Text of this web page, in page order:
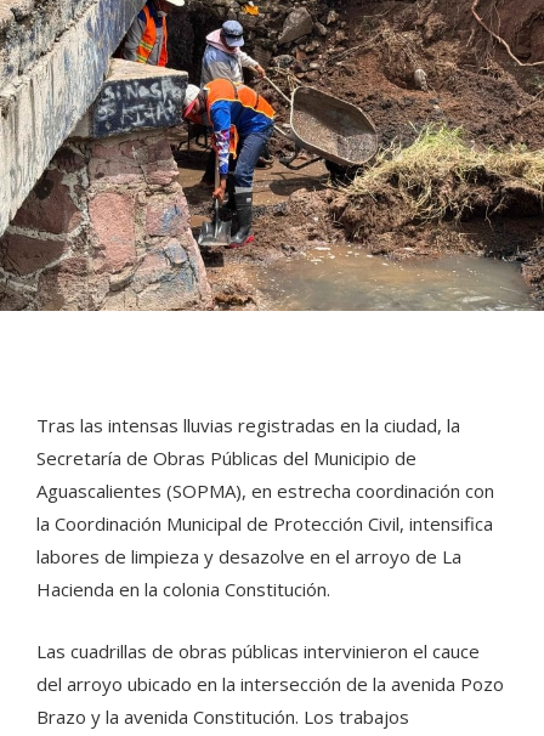
Tras las intensas lluvias registradas en la ciudad, la
Secretaría de Obras Públicas del Municipio de
Aguascalientes (SOPMA), en estrecha coordinación con
la Coordinación Municipal de Protección Civil, intensifica
labores de limpieza y desazolve en el arroyo de La
Hacienda en la colonia Constitución.
Las cuadrillas de obras públicas intervinieron el cauce
del arroyo ubicado en la intersección de la avenida Pozo
Brazo y la avenida Constitución. Los trabajos